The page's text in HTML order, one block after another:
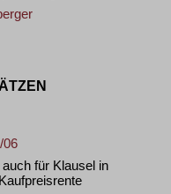
06
für Klausel in